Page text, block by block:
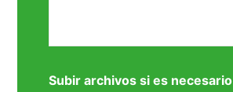
Subir archivos si es necesario